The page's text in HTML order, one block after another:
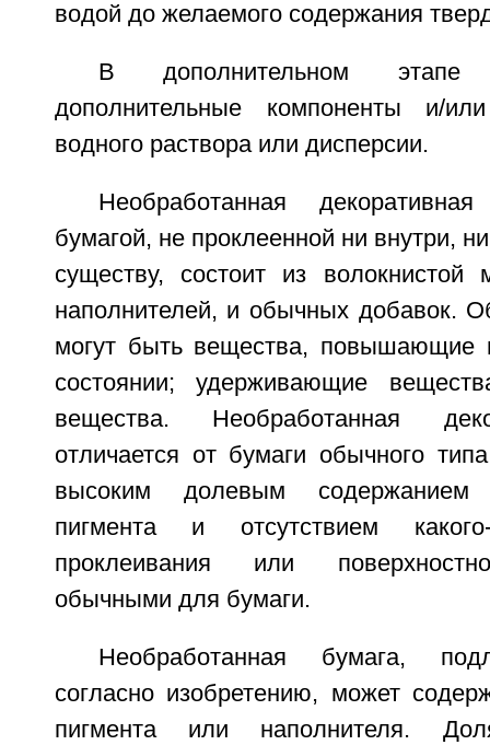
водой до желаемого содержания
В дополнительном
дополнительные компоненты и/
водного раствора или дисперсии.
Необработанная
бумагой, не проклеенной ни внутри,
существу, состоит из волокнистой
наполнителей, и обычных добавок.
могут быть вещества, повышающие
состоянии; удерживающие
вещества. Необработанная
отличается от бумаги обычного
высоким долевым содержанием
пигмента и отсутствием
проклеивания или
обычными для бумаги.
Необработанная бумага,
согласно изобретению, может
пигмента или наполнителя.